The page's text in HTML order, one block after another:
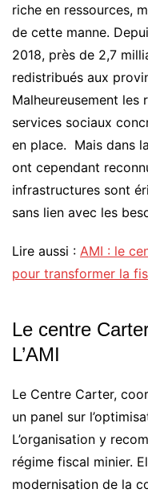
riche en ressources,
de cette manne.
2018, près de 2,7
redistribués aux
Malheureusement les
services sociaux
en place. Mais dans
ont cependant
infrastructures sont
sans lien avec les
Lire aussi : AMI : le
pour transformer la
Le centre
L’AMI
Le Centre Carter,
un panel sur
L’organisation y
régime fiscal minier.
modernisation de la